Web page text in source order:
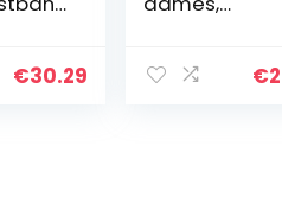
uit
€30.29
buikcontrole,
€